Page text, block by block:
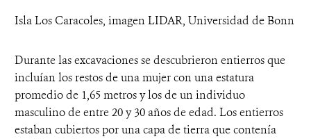
Isla Los Caracoles, imagen LIDAR, Universidad de Bonn
Durante las excavaciones se descubrieron entierros que
incluían los restos de una mujer con una estatura
promedio de 1,65 metros y los de un individuo
masculino de entre 20 y 30 años de edad. Los entierros
estaban cubiertos por una capa de tierra que contenía